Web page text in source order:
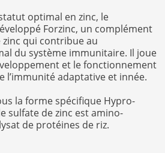
optimal en zinc, le
Forzinc, un complément
qui contribue au
du système immunitaire. Il joue
et le fonctionnement
l’immunité adaptative et innée.
la forme spécifique Hypro-
sulfate de zinc est amino-
de protéines de riz.